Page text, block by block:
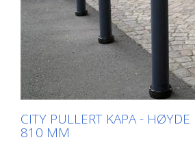
CITY PULLERT KAPA - HØYDE
810 MM